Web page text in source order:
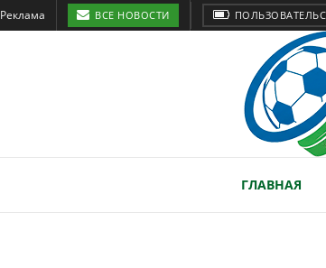
Реклама ВСЕ НОВОСТИ
ГЛАВНАЯ